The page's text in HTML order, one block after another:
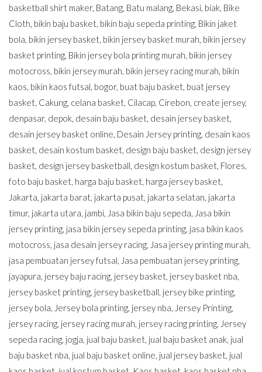
basketball shirt maker, Batang, Batu malang, Bekasi, biak, Bike
Cloth, bikin baju basket, bikin baju sepeda printing, Bikin jaket
bola, bikin jersey basket, bikin jersey basket murah, bikin jersey
basket printing, Bikin jersey bola printing murah, bikin jersey
motocross, bikin jersey murah, bikin jersey racing murah, bikin
kaos, bikin kaos futsal, bogor, buat baju basket, buat jersey
basket, Cakung, celana basket, Cilacap, Cirebon, create jersey,
denpasar, depok, desain baju basket, desain jersey basket,
desain jersey basket online, Desain Jersey printing, desain kaos
basket, desain kostum basket, design baju basket, design jersey
basket, design jersey basketball, design kostum basket, Flores,
foto baju basket, harga baju basket, harga jersey basket,
Jakarta, jakarta barat, jakarta pusat, jakarta selatan, jakarta
timur, jakarta utara, jambi, Jasa bikin baju sepeda, Jasa bikin
jersey printing, jasa bikin jersey sepeda printing, jasa bikin kaos
motocross, jasa desain jersey racing, Jasa jersey printing murah,
jasa pembuatan jersey futsal, Jasa pembuatan jersey printing,
jayapura, jersey baju racing, jersey basket, jersey basket nba,
jersey basket printing, jersey basketball, jersey bike printing,
jersey bola, Jersey bola printing, jersey nba, Jersey Printing,
jersey racing, jersey racing murah, jersey racing printing, Jersey
sepeda racing, jogja, jual baju basket, jual baju basket anak, jual
baju basket nba, jual baju basket online, jual jersey basket, jual